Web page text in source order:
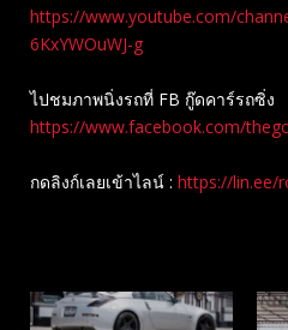
https://www.youtube.com/
6KxYWOuWJ-g
ไปชมภาพนิ่งรถที่ FB กู๊ดคาร์รถซิ่ง
https://www.facebook.com/
กดลิงก์เลยเข้าไลน์ : https://lin.ee/